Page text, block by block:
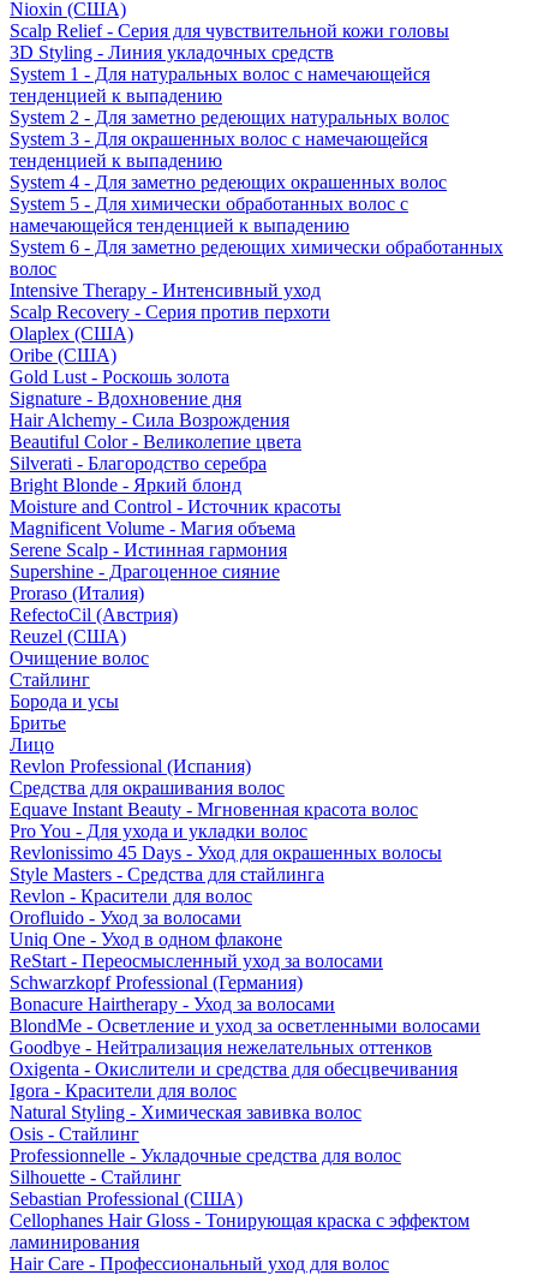
Nioxin (США)
Scalp Relief - Серия для чувствительной кожи головы
3D Styling - Линия укладочных средств
System 1 - Для натуральных волос с намечающейся
тенденцией к выпадению
System 2 - Для заметно редеющих натуральных волос
System 3 - Для окрашенных волос с намечающейся
тенденцией к выпадению
System 4 - Для заметно редеющих окрашенных волос
System 5 - Для химически обработанных волос с
намечающейся тенденцией к выпадению
System 6 - Для заметно редеющих химически обработанных
волос
Intensive Therapy - Интенсивный уход
Scalp Recovery - Серия против перхоти
Olaplex (США)
Oribe (США)
Gold Lust - Роскошь золота
Signature - Вдохновение дня
Hair Alchemy - Сила Возрождения
Beautiful Color - Великолепие цвета
Silverati - Благородство серебра
Bright Blonde - Яркий блонд
Moisture and Control - Источник красоты
Magnificent Volume - Магия объема
Serene Scalp - Истинная гармония
Supershine - Драгоценное сияние
Proraso (Италия)
RefectoCil (Австрия)
Reuzel (США)
Очищение волос
Стайлинг
Борода и усы
Бритье
Лицо
Revlon Professional (Испания)
Средства для окрашивания волос
Equave Instant Beauty - Мгновенная красота волос
Pro You - Для ухода и укладки волос
Revlonissimo 45 Days - Уход для окрашенных волосы
Style Masters - Средства для стайлинга
Revlon - Красители для волос
Orofluido - Уход за волосами
Uniq One - Уход в одном флаконе
ReStart - Переосмысленный уход за волосами
Schwarzkopf Professional (Германия)
Bonacure Hairtherapy - Уход за волосами
BlondMe - Осветление и уход за осветленными волосами
Goodbye - Нейтрализация нежелательных оттенков
Oxigenta - Окислители и средства для обесцвечивания
Igora - Красители для волос
Natural Styling - Химическая завивка волос
Osis - Стайлинг
Professionnelle - Укладочные средства для волос
Silhouette - Стайлинг
Sebastian Professional (США)
Cellophanes Hair Gloss - Тонирующая краска с эффектом
ламинирования
Hair Care - Профессиональный уход для волос